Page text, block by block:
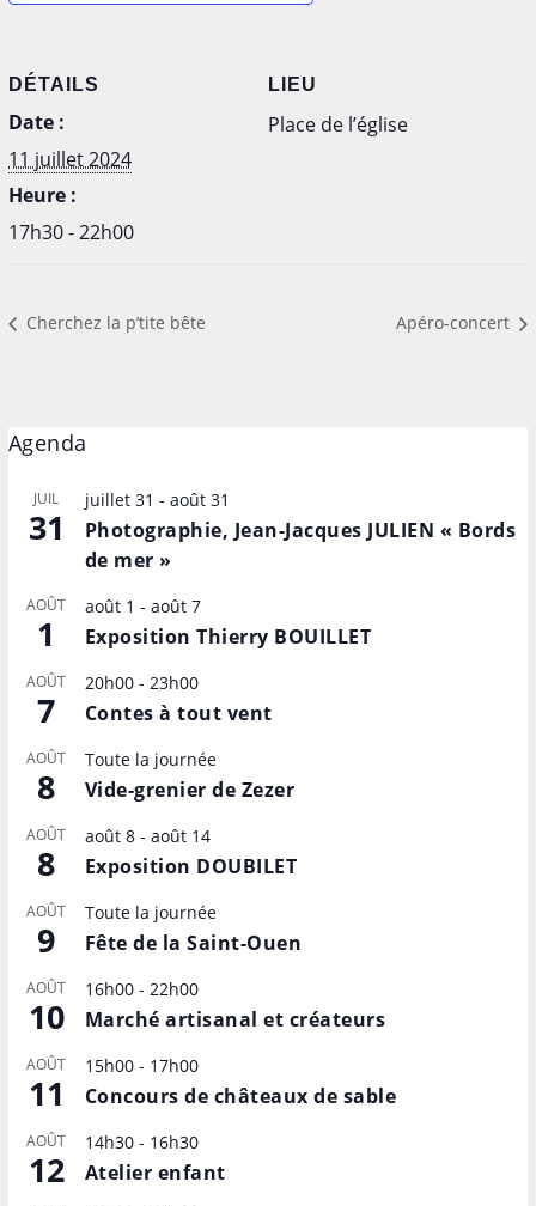
DÉTAILS
Date :
11 juillet 2024
Heure :
17h30 - 22h00
LIEU
Place de l’église
Cherchez la p’tite bête Apéro-concert
Agenda
JUIL
31
juillet 31 - août 31
Photographie, Jean-Jacques JULIEN « Bords
de mer »
AOÛT
1
août 1 - août 7
Exposition Thierry BOUILLET
AOÛT
7
20h00- 23h00
Contes à tout vent
AOÛT
8
Toute la journée
Vide-grenier de Zezer
AOÛT
8
août 8- août 14
Exposition DOUBILET
AOÛT
9
Toute la journée
Fête de la Saint-Ouen
AOÛT
10
16h00- 22h00
Marché artisanal et créateurs
AOÛT
11
15h00- 17h00
Concours de châteaux de sable
AOÛT
12
14h30- 16h30
Atelier enfant